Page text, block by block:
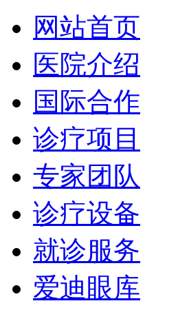
网站首页
医院介绍
国际合作
诊疗项目
专家团队
诊疗设备
就诊服务
爱迪眼库